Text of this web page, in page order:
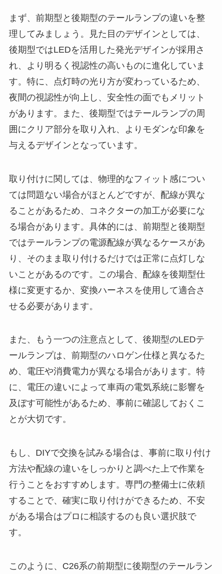
まず、前期型と後期型のテールランプの違いを整
理してみましょう。見た目のデザインとしては、
後期型ではLEDを活用した発光デザインが採用さ
れ、より明るく視認性の高いものに進化していま
す。特に、点灯時の光り方が変わっているため、
夜間の視認性が向上し、安全性の面でもメリット
があります。また、後期型ではテールランプの周
囲にクリア部分を取り入れ、よりモダンな印象を
与えるデザインとなっています。
取り付けに関しては、物理的なフィット感につい
ては問題ない場合がほとんどですが、配線が異な
ることがあるため、コネクターの加工が必要にな
る場合があります。具体的には、前期型と後期型
ではテールランプの電源配線が異なるケースがあ
り、そのまま取り付けるだけでは正常に点灯しな
いことがあるのです。この場合、配線を後期型仕
様に変更するか、変換ハーネスを使用して適合さ
せる必要があります。
また、もう一つの注意点として、後期型のLEDテ
ールランプは、前期型のハロゲン仕様と異なるた
め、電圧や消費電力が異なる場合があります。特
に、電圧の違いによって車両の電気系統に影響を
及ぼす可能性があるため、事前に確認しておくこ
とが大切です。
もし、DIYで交換を試みる場合は、事前に取り付け
方法や配線の違いをしっかりと調べた上で作業を
行うことをおすすめします。専門の整備士に依頼
することで、確実に取り付けができるため、不安
がある場合はプロに相談するのも良い選択肢で
す。
このように、C26系の前期型に後期型のテールラン